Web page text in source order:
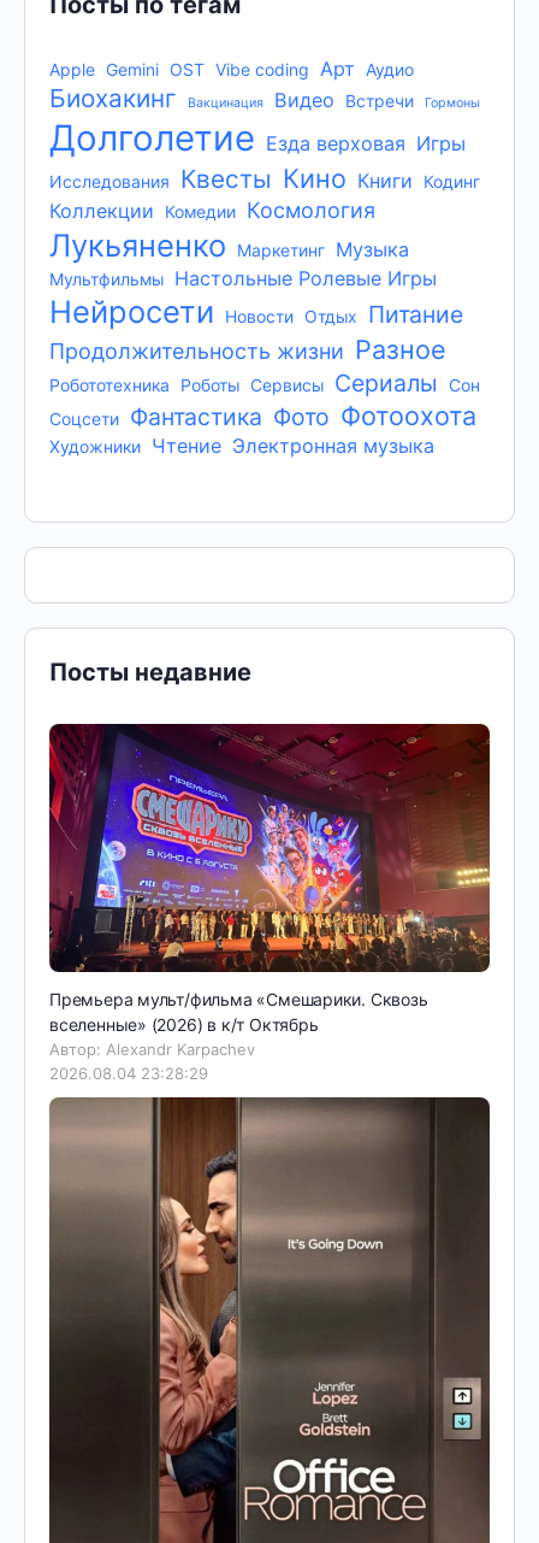
Apple Gemini OST Vibe coding Арт Аудио
Биохакинг Вакцинация Видео Встречи Гормоны
Долголетие Езда верховая Игры
Исследования Квесты Кино Книги Кодинг
Коллекции Комедии Космология
Лукьяненко Маркетинг Музыка
Мультфильмы Настольные Ролевые Игры
Нейросети Новости Отдых Питание
Продолжительность жизни Разное
Робототехника Роботы Сервисы Сериалы
Сон
Соцсети Фантастика Фото Фотоохота
Художники Чтение Электронная музыка
Посты недавние
Премьера мульт/фильма «Смешарики. Сквозь
вселенные» (2026) в к/т Октябрь
Автор: Alexandr Karpachev
2026.08.04 23:28:29